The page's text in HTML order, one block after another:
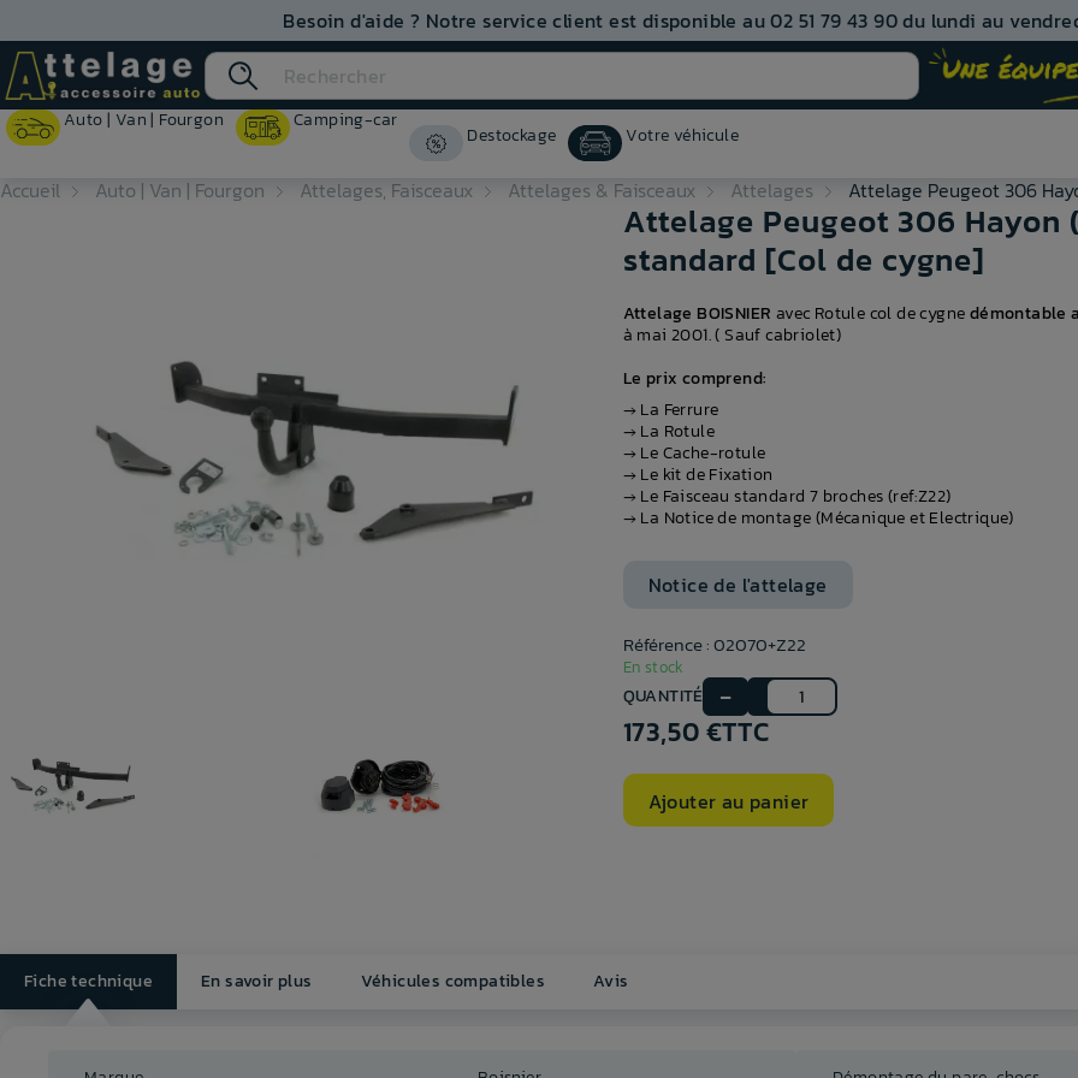
Besoin d'aide ? Notre service client est disponible au 02 51 79 43 90 du lundi au
Auto | Van | Fourgon Camping-car
Destockage Votre véhicule
Accueil Auto | Van | Fourgon Attelages, Faisceaux Attelages & Faisceaux Attelages Attelage Peugeot 306
Attelage Peugeot 306 Hayon
standard [Col de cygne]
Attelage BOISNIER avec Rotule col de cygnedémontable
à mai 2001. ( Sauf cabriolet)
Le prix comprend:
→ La Ferrure
→ La Rotule
→ Le Cache-rotule
→ Le kit de Fixation
→ Le Faisceau standard 7 broches (ref:Z22)
→ La Notice de montage (Mécanique et Electrique)
Notice de l'attelage
QUANTITÉ
En stock
Référence : 02070+Z22
173,50 €TTC
Ajouter au panier
Fiche technique En savoir plus Véhicules compatibles Avis